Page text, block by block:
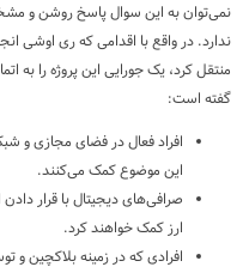
نمی‌توان به این سوال پاسخ روشن و
ندارد. در واقع با اقدامی که ری اوشی
منتقل کرد، یک جورایی این پروژه را به
گفته است:
این موضوع کمک می‌کنند.
صرافی‌های دیجیتال با قرار
ارز کمک خواهند کرد.
افرادی که در زمینه بلاکچین و